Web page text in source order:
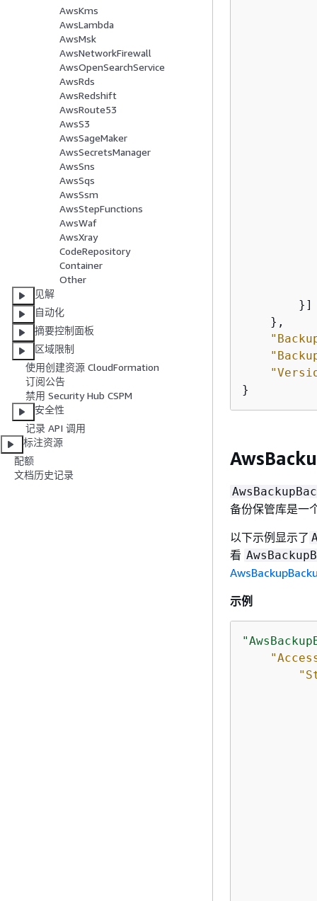
AwsKms
AwsLambda
AwsMsk
AwsNetworkFirewall
AwsOpenSearchService
AwsRds
AwsRedshift
AwsRoute53
AwsS3
AwsSageMaker
AwsSecretsManager
AwsSns
AwsSqs
AwsSsm
AwsStepFunctions
AwsWaf
AwsXray
CodeRepository
Container
Other
见解
自动化
摘要控制面板
区域限制
使用创建资源 CloudFormation
订阅公告
禁用 Security Hub CSPM
安全性
记录 API 调用
标注资源
配额
文档历史记录
    },
}
备份保管库是一
以下示例显示了
看
示例